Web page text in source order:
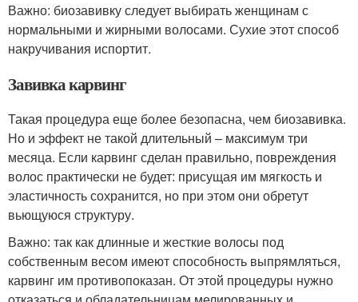
Важно: биозавивку следует выбирать женщинам с
нормальными и жирными волосами. Сухие этот способ
накручивания испортит.
Завивка карвинг
Такая процедура еще более безопасна, чем биозавивка.
Но и эффект не такой длительный – максимум три
месяца. Если карвинг сделан правильно, повреждения
волос практически не будет: присущая им мягкость и
эластичность сохранится, но при этом они обретут
вьющуюся структуру.
Важно: так как длинные и жесткие волосы под
собственным весом имеют способность выпрямляться,
карвинг им противопоказан. От этой процедуры нужно